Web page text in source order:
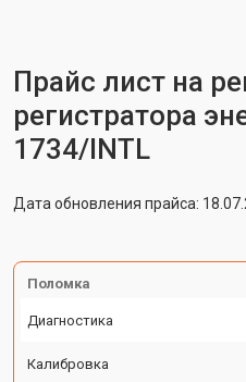
Прайс лист на
регистратора
1734/INTL
Дата обновления прайса:
Поломка
Диагностика
Калибровка